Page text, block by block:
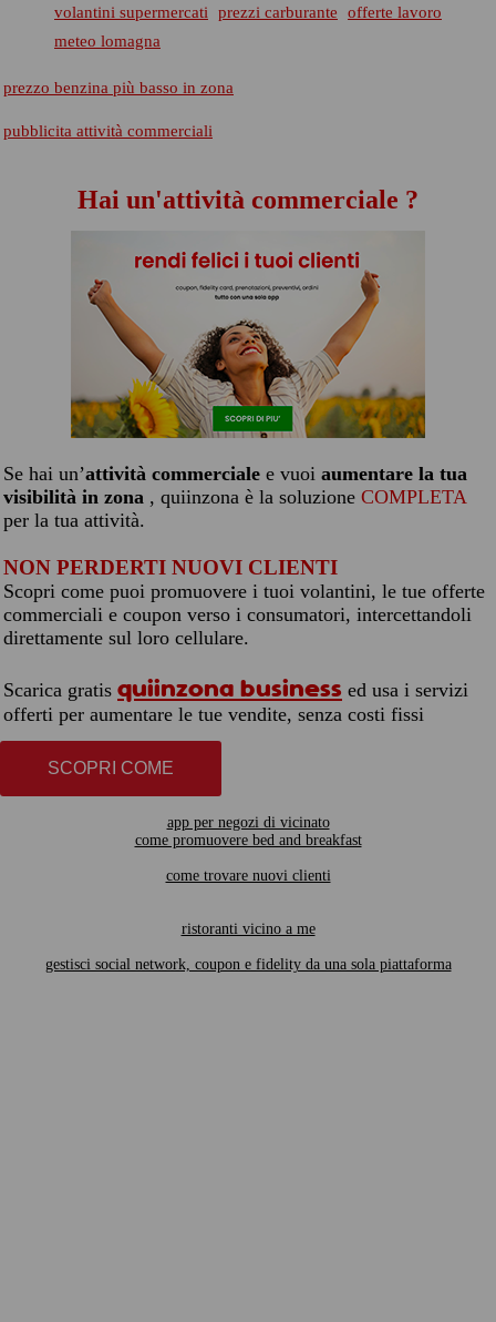
volantini supermercati prezzi carburante
offerte lavoro
meteo lomagna
prezzo benzina più basso in zona
pubblicita attività commerciali
Hai un'attività commerciale ?
Se hai un’attività commerciale e vuoi aumentare la tua
visibilità in zona , quiinzona è la soluzione COMPLETA
per la tua attività.
NON PERDERTI NUOVI CLIENTI
Scopri come puoi promuovere i tuoi volantini, le tue offerte
commerciali e coupon verso i consumatori, intercettandoli
direttamente sul loro cellulare.
Scarica gratis quiinzona business ed usa i servizi
offerti per aumentare le tue vendite, senza costi fissi
SCOPRI COME
app per negozi di vicinato
come promuovere bed and breakfast
come trovare nuovi clienti
ristoranti vicino a me
gestisci social network, coupon e fidelity da una sola piattaforma